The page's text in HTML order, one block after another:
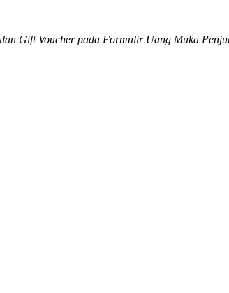
Gift Voucher pada Formulir Uang Muka